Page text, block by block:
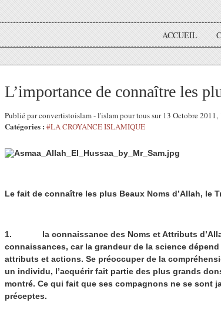
ACCUEIL
L’importance de connaître les
Publié par convertistoislam - l'islam pour tous sur 13 Octobre 2011,
Catégories : #LA CROYANCE ISLAMIQUE
Le fait de connaître les plus Beaux Noms d’Allah, le
1. la connaissance des Noms et Attributs
connaissances, car la grandeur de la science
attributs et actions. Se préoccuper de la
un individu, l’acquérir fait partie des plus grands
montré. Ce qui fait que ses compagnons ne se sont
préceptes.